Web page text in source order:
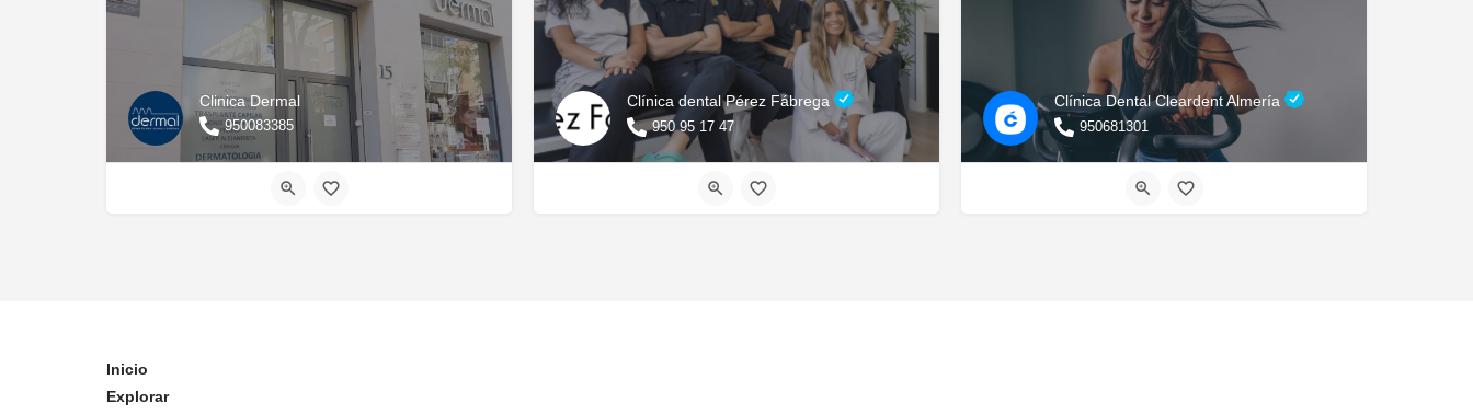
Clinica Dermal
950083385
Clínica dental Pérez Fábrega
950 95 17 47
Clínica Dental Cleardent Almería
950681301
Inicio
Explorar